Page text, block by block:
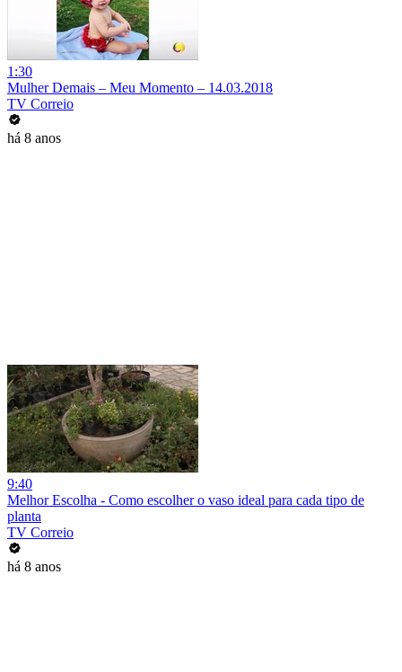
1:30
Mulher Demais – Meu Momento – 14.03.2018
TV Correio
há 8 anos
9:40
Melhor Escolha - Como escolher o vaso ideal para cada tipo de
planta
TV Correio
há 8 anos